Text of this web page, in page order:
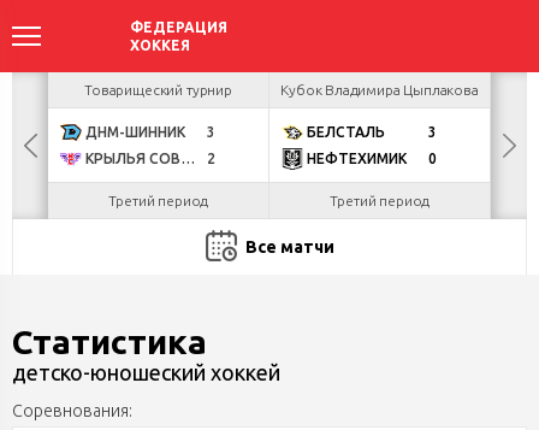
Товарищеский турнир
ДНМ-ШИННИК
3
КРЫЛЬЯ СОВЕТОВ
2
Третий период
Кубок Владимира Цыплакова
БЕЛСТАЛЬ
3
НЕФТЕХИМИК
0
Третий период
Все матчи
Статистика
детско-юношеский хоккей
Соревнования: